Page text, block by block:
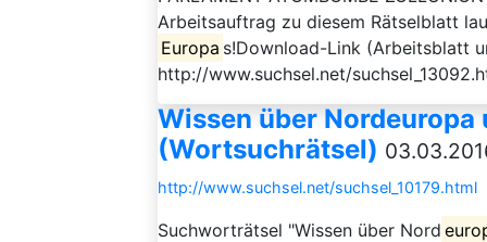
Arbeitsauftrag zu diesem Rätselblatt
Europa s!Download-Link (Arbeitsblatt
http://www.suchsel.net/
Wissen über
(Wortsuchrätsel)
http://www.suchsel.net/suchsel_10179.html
Suchworträtsel "Wissen über Nord